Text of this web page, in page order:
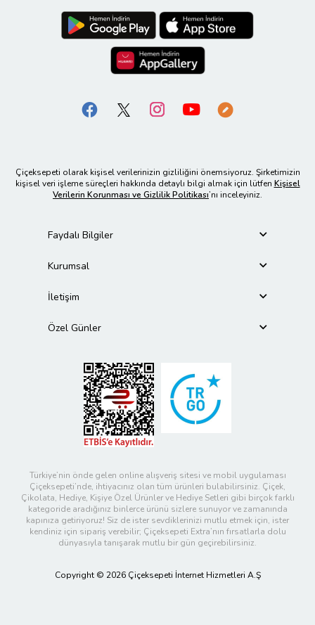
Çiçeksepeti olarak kişisel verilerinizin gizliliğini önemsiyoruz. Şirketimizin
kişisel veri işleme süreçleri hakkında detaylı bilgi almak için lütfen Kişisel
Verilerin Korunması ve Gizlilik Politikası’nı inceleyiniz.
Faydalı Bilgiler
Kurumsal
İletişim
Özel Günler
Türkiye’nin önde gelen online alışveriş sitesi ve mobil uygulaması
Çiçeksepeti’nde, ihtiyacınız olan tüm ürünleri bulabilirsiniz. Çiçek,
Çikolata, Hediye, Kişiye Özel Ürünler ve Hediye Setleri gibi birçok farklı
kategoride aradığınız binlerce ürünü sizlere sunuyor ve zamanında
kapınıza getiriyoruz! Siz de ister sevdiklerinizi mutlu etmek için, ister
kendiniz için sipariş verebilir; Çiçeksepeti Extra’nın fırsatlarla dolu
dünyasıyla tanışarak mutlu bir gün geçirebilirsiniz.
Copyright © 2026 Çiçeksepeti İnternet Hizmetleri A.Ş